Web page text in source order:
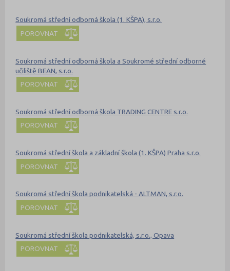
Soukromá střední odborná škola (1. KŠPA), s.r.o.
POROVNAT
Soukromá střední odborná škola a Soukromé střední odborné
učiliště BEAN, s.r.o.
POROVNAT
Soukromá střední odborná škola TRADING CENTRE s.r.o.
POROVNAT
Soukromá střední škola a základní škola (1. KŠPA) Praha s.r.o.
POROVNAT
Soukromá střední škola podnikatelská - ALTMAN, s.r.o.
POROVNAT
Soukromá střední škola podnikatelská, s.r.o., Opava
POROVNAT